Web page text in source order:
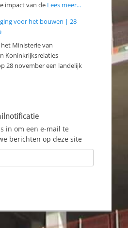
impact van de Lees meer...
voor het bouwen | 28
Ministerie van
Koninkrijksrelaties
28 november een landelijk
in om een e-mail te
berichten op deze site